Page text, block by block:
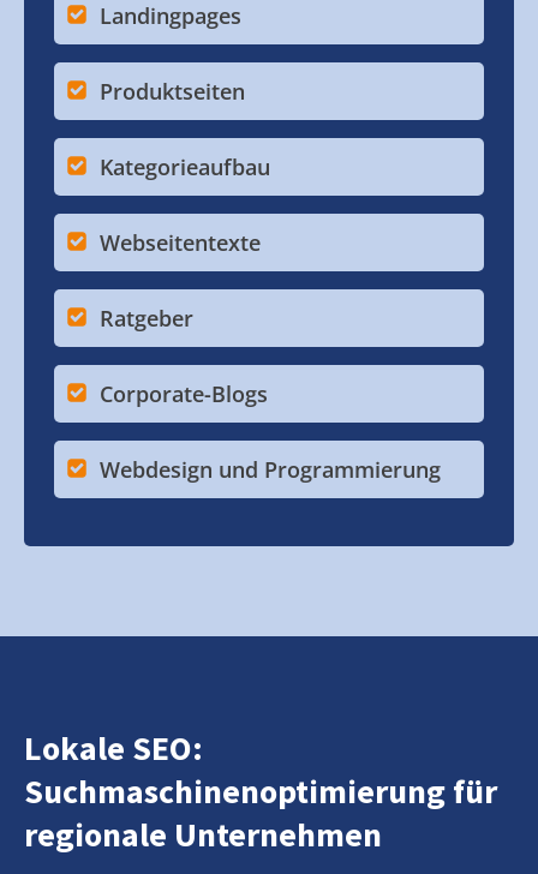
Landingpages
Produktseiten
Kategorieaufbau
Webseitentexte
Ratgeber
Corporate-Blogs
Webdesign und Programmierung
Lokale SEO:
Suchmaschinenoptimierung für
regionale Unternehmen